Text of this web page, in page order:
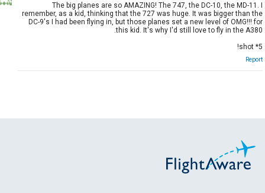
The big planes are so AMAZING! The 747, the DC-10, the MD-11. I
remember, as a kid, thinking that the 727 was huge. It was bigger than the
DC-9's I had been flying in, but those planes set a new level of OMG!!! for
this kid. It's why I'd still love to fly in the A380.
5* shot!
Report